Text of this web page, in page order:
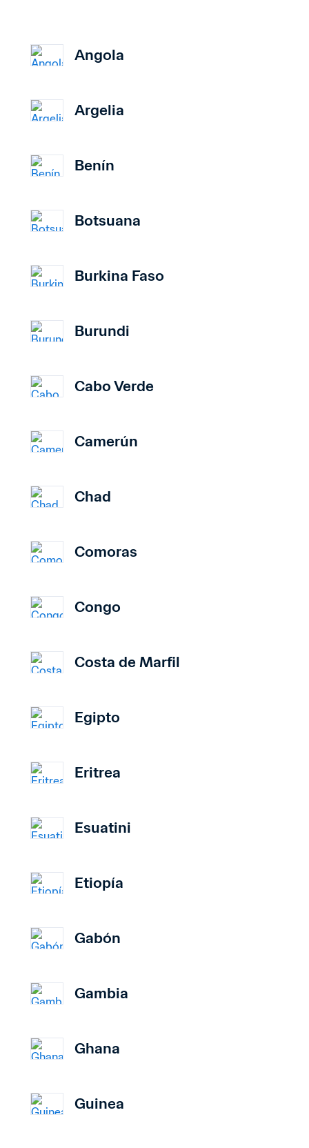
Angola
Argelia
Benín
Botsuana
Burkina Faso
Burundi
Cabo Verde
Camerún
Chad
Comoras
Congo
Costa de Marfil
Egipto
Eritrea
Esuatini
Etiopía
Gabón
Gambia
Ghana
Guinea